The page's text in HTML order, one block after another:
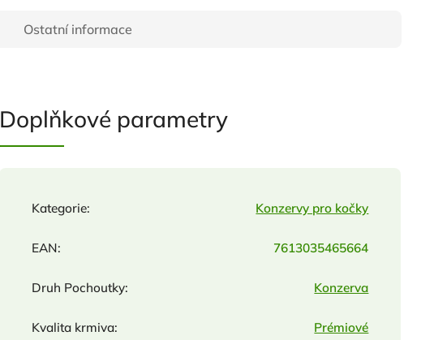
Ostatní informace
Doplňkové parametry
Kategorie: Konzervy pro kočky
EAN: 7613035465664
Druh Pochoutky: Konzerva
Kvalita krmiva: Prémiové